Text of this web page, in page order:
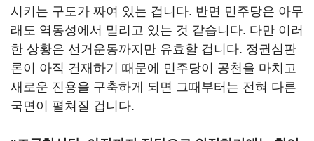
시키는 구도가 짜여 있는 겁니다. 반면 민주당은 아무
래도 역동성에서 밀리고 있는 것 같습니다. 다만 이러
한 상황은 선거운동까지만 유효할 겁니다. 정권심판
론이 아직 건재하기 때문에 민주당이 공천을 마치고
새로운 진용을 구축하게 되면 그때부터는 전혀 다른
국면이 펼쳐질 겁니다.